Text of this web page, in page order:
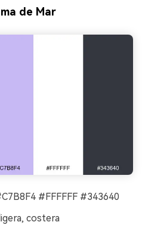
de Mar
#FFFFFF #343640
costera